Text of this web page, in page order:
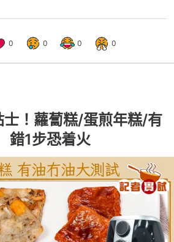
0 0 0 0
！蘿蔔糕/蛋煎年糕/有
1步恐着火